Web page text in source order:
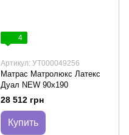
4
Артикул: УТ000049256
Матрас Матролюкс Латекс
Дуал NEW 90х190
28 512 грн
Купить